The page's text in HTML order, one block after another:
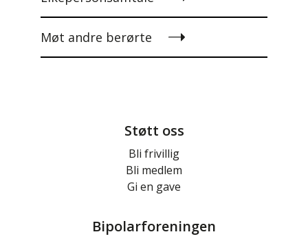
Møt andre berørte
Støtt oss
Bli frivillig
Bli medlem
Gi en gave
Bipolarforeningen